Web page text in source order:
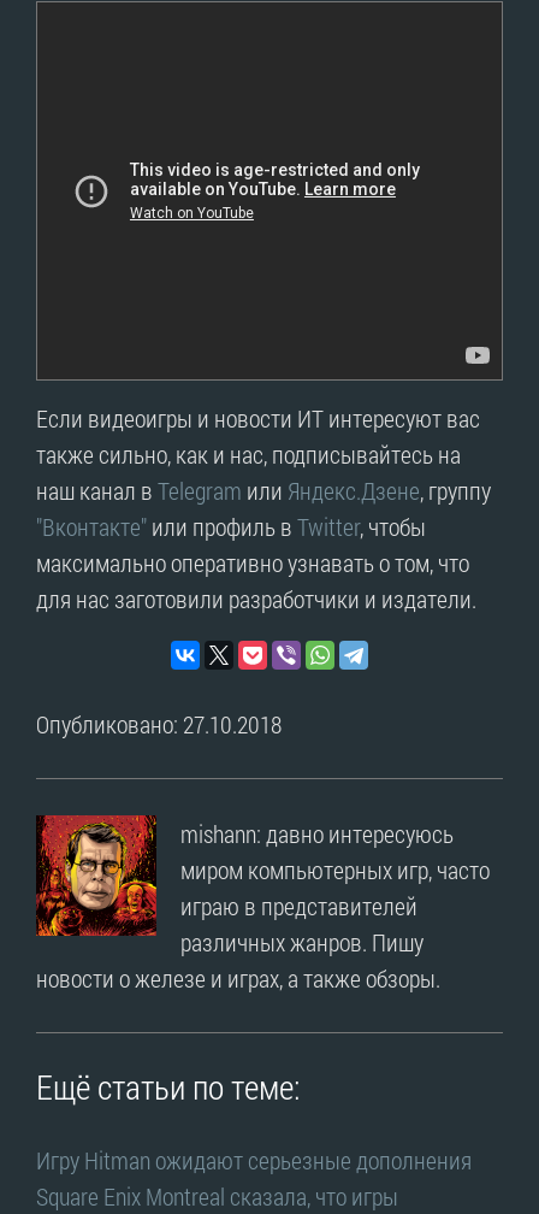
Если видеоигры и новости ИТ интересуют вас
также сильно, как и нас, подписывайтесь на
наш канал вTelegram или Яндекс.Дзене, группу
"Вконтакте"или профиль вTwitter, чтобы
максимально оперативно узнавать о том, что
для нас заготовили разработчики и издатели.
Опубликовано: 27.10.2018
mishann: давно интересуюсь
миром компьютерных игр, часто
играю в представителей
различных жанров. Пишу
новости о железе и играх, а также обзоры.
Ещё статьи по теме:
Игру Hitman ожидают серьезные дополнения
Square Enix Montreal сказала, что игры